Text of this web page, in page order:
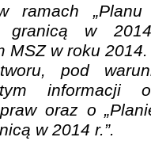
ramach
w 2014
MSZ w roku
pod
informacji
oraz o
w 2014 r.”.